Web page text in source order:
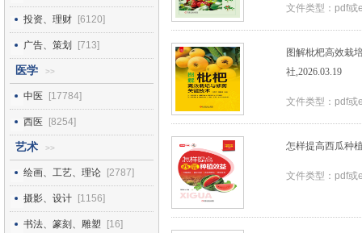
投资、理财 [6120]
广告、策划 [713]
医学 >>
中医 [17784]
西医 [8254]
艺术 >>
绘画、工艺、理论 [2787]
摄影、设计 [1156]
书法、篆刻、雕塑 [16]
文件类型：pdf
图解枇杷高效栽
社,2026.03.19
文件类型：pdf
怎样提高西瓜种
文件类型：pdf